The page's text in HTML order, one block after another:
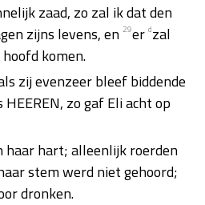
zaad, zo zal ik dat den
zijns levens, en 29er dzal
komen.
zij evenzeer bleef biddende
zo gaf Eli acht op
haar hart; alleenlijk roerden
stem werd niet gehoord;
dronken.